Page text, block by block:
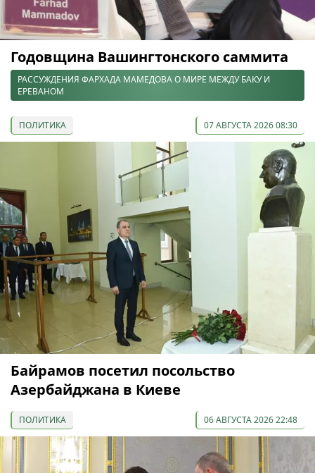
Годовщина Вашингтонского саммита
РАССУЖДЕНИЯ ФАРХАДА МАМЕДОВА О МИРЕ МЕЖДУ БАКУ И
ЕРЕВАНОМ
ПОЛИТИКА 07 АВГУСТА 2026 08:30
Байрамов посетил посольство
Азербайджана в Киеве
ПОЛИТИКА 06 АВГУСТА 2026 22:48